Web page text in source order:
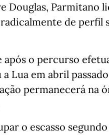
Douglas, Parmitano
de perfil
o percurso
Lua em abril
permanecerá na
o escasso